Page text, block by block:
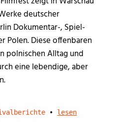
deutscher
Dokumentar-, Spiel-
Polen. Diese offenbaren
polnischen Alltag und
eine lebendige, aber
• lesen